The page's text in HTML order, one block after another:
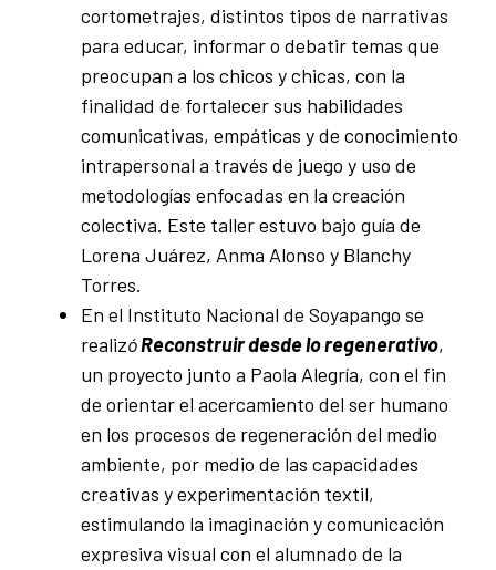
cortometrajes, distintos tipos de narrativas
para educar, informar o debatir temas que
preocupan a los chicos y chicas, con la
finalidad de fortalecer sus habilidades
comunicativas, empáticas y de conocimiento
intrapersonal a través de juego y uso de
metodologías enfocadas en la creación
colectiva. Este taller estuvo bajo guía de
Lorena Juárez, Anma Alonso y Blanchy
Torres.
En el Instituto Nacional de Soyapango se
realizóReconstruir desde lo regenerativo,
un proyecto junto a Paola Alegría, con el fin
de orientar el acercamiento del ser humano
en los procesos de regeneración del medio
ambiente, por medio de las capacidades
creativas y experimentación textil,
estimulando la imaginación y comunicación
expresiva visual con el alumnado de la